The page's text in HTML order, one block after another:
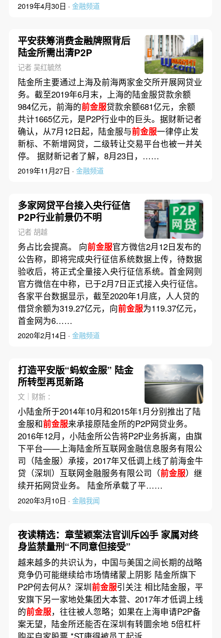
2019年4月30日 · 金融频道
平安获筹消费金融牌照背后
陆金所需出清P2P
记者 吴红毓然
陆金所主要通过上海及前海两家金交所开展网贷业
务。截至2019年6月末，上海的陆金服贷款余额
984亿元，前海的前金服贷款余额681亿元，余额
共计1665亿元，是P2P行业中的巨头。据财新记者
确认，从7月12日起，陆金服与前金服一律停止发
新标、不新增网贷，二级转让交易平台也被一并关
停。 据财新记者了解，8月23日，……
2019年11月27日 · 金融频道
多家网贷平台接入央行征信
P2P行业前景仍不明
记者 胡越
务占比会提高。 向前金服官方微信2月12日发布的
公告称，即将完成央行征信系统数据上传，待数据
验收后，将正式全量接入央行征信系统。首金网则
官方微信在中称，已于2月7日正式接入央行征信。
各家平台数据显示，截至2020年1月底，人人贷的
借贷余额为319.27亿元，向前金服为119.37亿元，
首金网为6……
2020年2月14日 · 金融频道
打造平安版“蚂蚁金服” 陆金
所转型再觅新路
文｜财新 ：
小陆金所于2014年10月和2015年1月分别推出了陆
金服和前金服来承接原陆金所的P2P网贷业务。
2016年12月，小陆金所公告将P2P业务拆离，由旗
下平台——上海陆金所互联网金融信息服务有限公
司（陆金服）承接，2017年又低调上线了前海金牛
贷（深圳）互联网金融服务有限公司（前金服）继
续开拓网贷业务。 陆金所承载了平……
2020年3月10日 · 金融我闻
夜读精选：章莹颖案法官训斥凶手 家属对终
身监禁量刑“不同意但接受”
越来越多的共识认为，中国与美国之间长期的战略
竞争仍可能继续给市场情绪蒙上阴影 陆金所旗下
P2P何去何从？深圳前金服引关注 相比陆金服，平
安旗下另一家地处集团大本营、2017年才低调上线
的前金服，往往被人忽略；如果在上海申请P2P备
案无望，陆金所还能否在深圳有转圜余地 5倍杠杆